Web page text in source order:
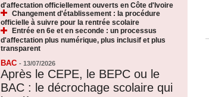
d'affectation officiellement ouverts en Côte d'Ivoire
Changement d'établissement : la procédure
officielle à suivre pour la rentrée scolaire
Entrée en 6e et en seconde : un processus
d'affectation plus numérique, plus inclusif et plus
transparent
BAC - 13/07/2026
Après le CEPE, le BEPC ou le
BAC : le décrochage scolaire qui